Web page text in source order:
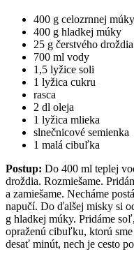
400 g celozrnnej múky
400 g hladkej múky
25 g čerstvého droždia
700 ml vody
1,5 lyžice soli
1 lyžica cukru
rasca
2 dl oleja
1 lyžica mlieka
slnečnicové semienka
1 malá cibuľka
Postup: Do 400 ml teplej
droždia. Rozmiešame.
a zamiešame. Necháme
napučí. Do ďalšej misky si
g hladkej múky. Pridáme
opraženú cibuľku, ktorú
desať minút, nech je cesto